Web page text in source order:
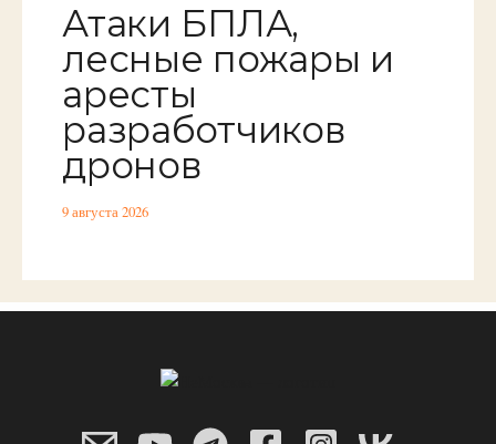
Атаки БПЛА,
лесные пожары и
аресты
разработчиков
дронов
9 августа 2026